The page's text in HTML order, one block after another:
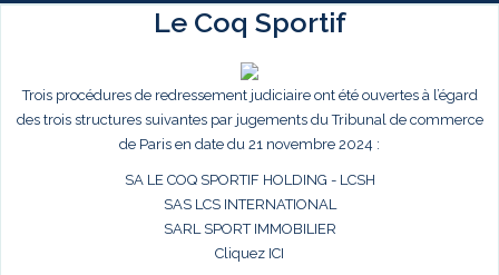
Le Coq Sportif
Trois procédures de redressement judiciaire ont été ouvertes à l’égard
des trois structures suivantes par jugements du Tribunal de commerce
de Paris en date du 21 novembre 2024 :
SA LE COQ SPORTIF HOLDING - LCSH
SAS LCS INTERNATIONAL
SARL SPORT IMMOBILIER
Cliquez ICI